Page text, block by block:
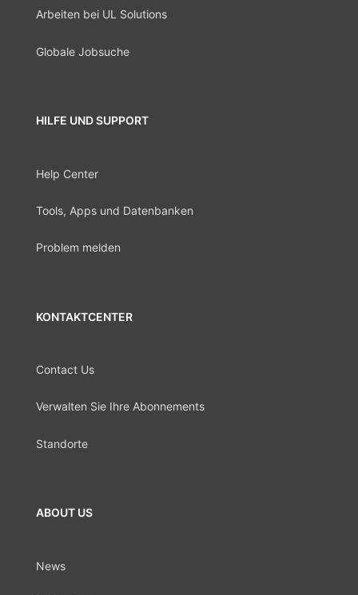
Arbeiten bei UL Solutions
Globale Jobsuche
HILFE UND SUPPORT
Help Center
Tools, Apps und Datenbanken
Problem melden
KONTAKTCENTER
Contact Us
Verwalten Sie Ihre Abonnements
Standorte
ABOUT US
News